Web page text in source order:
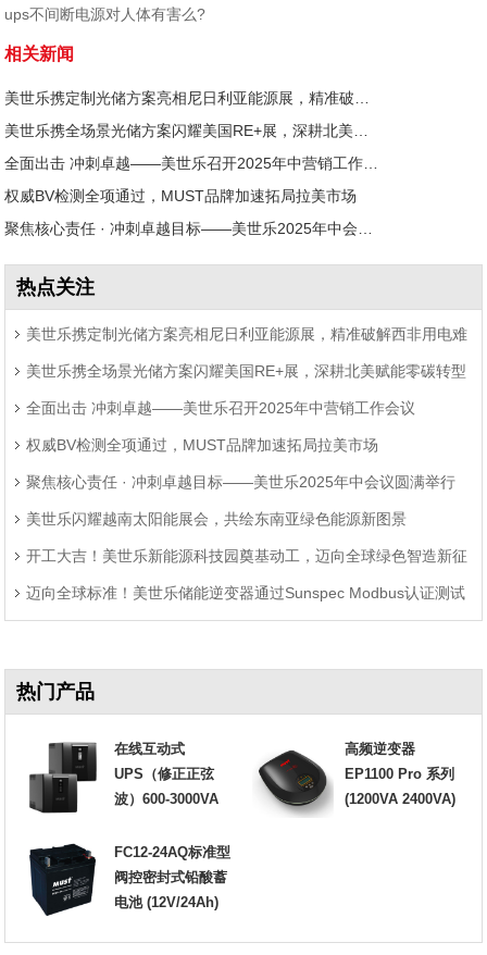
ups不间断电源对人体有害么?
相关新闻
美世乐携定制光储方案亮相尼日利亚能源展，精准破解西非用电难题
美世乐携全场景光储方案闪耀美国RE+展，深耕北美赋能零碳转型
全面出击 冲刺卓越——美世乐召开2025年中营销工作会议
权威BV检测全项通过，MUST品牌加速拓局拉美市场
聚焦核心责任 · 冲刺卓越目标——美世乐2025年中会议圆满举行
热点关注
美世乐携定制光储方案亮相尼日利亚能源展，精准破解西非用电难
题 美世乐携全场景光储方案闪耀美国RE+展，深耕北美赋能零碳转型
全面出击 冲刺卓越——美世乐召开2025年中营销工作会议
权威BV检测全项通过，MUST品牌加速拓局拉美市场
聚焦核心责任 · 冲刺卓越目标——美世乐2025年中会议圆满举行
美世乐闪耀越南太阳能展会，共绘东南亚绿色能源新图景
开工大吉！美世乐新能源科技园奠基动工，迈向全球绿色智造新征
程 迈向全球标准！美世乐储能逆变器通过Sunspec Modbus认证测试
热门产品
在线互动式
UPS（修正正弦
波）600-3000VA
高频逆变器
EP1100 Pro 系列
(1200VA 2400VA)
FC12-24AQ标准型
阀控密封式铅酸蓄
电池 (12V/24Ah)